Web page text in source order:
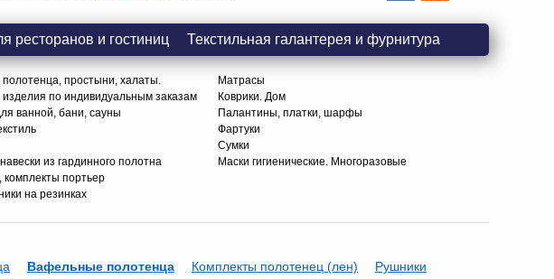
ресторанов и гостиниц Текстильная галантерея и фурнитура
простыни, халаты.
по индивидуальным заказам
ванной, бани, сауны
из гардинного полотна
комплекты портьер
на резинках
Матрасы
Коврики. Дом
Палантины, платки, шарфы
Фартуки
Сумки
Маски гигиенические. Многоразовые
Вафельные полотенца Комплекты полотенец (лен)
Рушники